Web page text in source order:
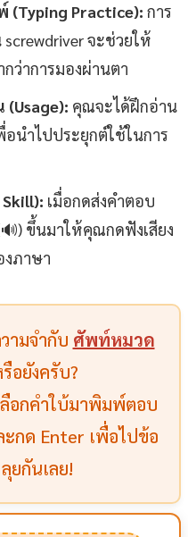
(Typing Practice): การ
จะช่วยให้
ว่าการมองผ่านตา
(Usage): คุณจะได้ฝึกอ่าน
อนำไปประยุกต์ใช้ในการ
เมื่อกดส่งคำตอบ
ขึ้นมาให้คุณกดฟังเสียง
งภาษา
ามจำกับ ศัพท์หมวด
อยังครับ?
อกคำใบ้มาพิมพ์ตอบ
กด Enter เพื่อไปข้อ
ยกันเลย!